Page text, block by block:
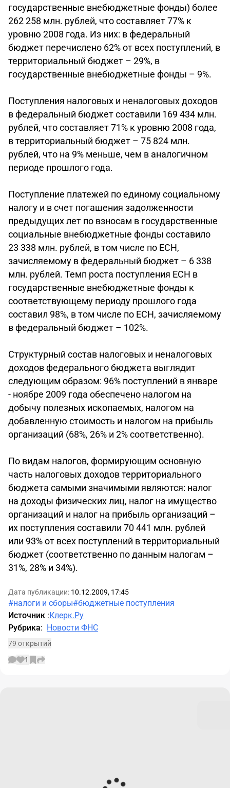
государственные внебюджетные фонды) более
262 258 млн. рублей, что составляет 77% к
уровню 2008 года. Из них: в федеральный
бюджет перечислено 62% от всех поступлений, в
территориальный бюджет – 29%, в
государственные внебюджетные фонды – 9%.
Поступления налоговых и неналоговых доходов
в федеральный бюджет составили 169 434 млн.
рублей, что составляет 71% к уровню 2008 года,
в территориальный бюджет – 75 824 млн.
рублей, что на 9% меньше, чем в аналогичном
периоде прошлого года.
Поступление платежей по единому социальному
налогу и в счет погашения задолженности
предыдущих лет по взносам в государственные
социальные внебюджетные фонды составило
23 338 млн. рублей, в том числе по ЕСН,
зачисляемому в федеральный бюджет – 6 338
млн. рублей. Темп роста поступления ЕСН в
государственные внебюджетные фонды к
соответствующему периоду прошлого года
составил 98%, в том числе по ЕСН, зачисляемому
в федеральный бюджет – 102%.
Структурный состав налоговых и неналоговых
доходов федерального бюджета выглядит
следующим образом: 96% поступлений в январе
- ноябре 2009 года обеспечено налогом на
добычу полезных ископаемых, налогом на
добавленную стоимость и налогом на прибыль
организаций (68%, 26% и 2% соответственно).
По видам налогов, формирующим основную
часть налоговых доходов территориального
бюджета самыми значимыми являются: налог
на доходы физических лиц, налог на имущество
организаций и налог на прибыль организаций –
их поступления составили 70 441 млн. рублей
или 93% от всех поступлений в территориальный
бюджет (соответственно по данным налогам –
31%, 28% и 34%).
Дата публикации: 10.12.2009, 17:45
#налоги и сборы#бюджетные поступления
Источник :Клерк.Ру
Рубрика: Новости ФНС
79 открытий
1